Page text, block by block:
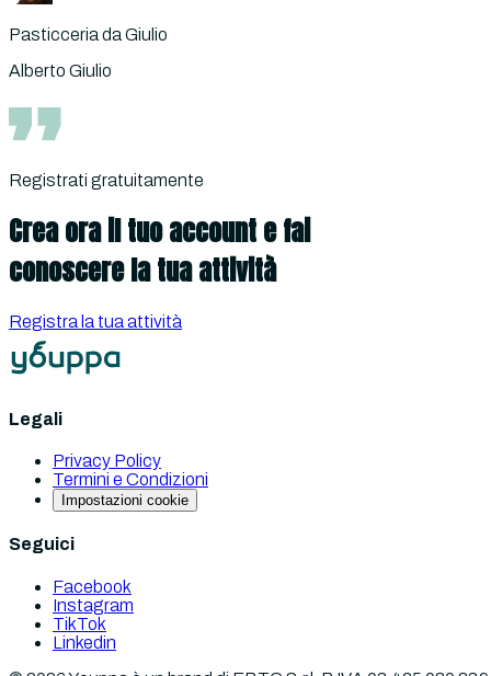
Pasticceria da Giulio
Alberto Giulio
Registrati gratuitamente
Crea ora il tuo account e fai
conoscere la tua attività
Registra la tua attività
Legali
Privacy Policy
Termini e Condizioni
Impostazioni cookie
Seguici
Facebook
Instagram
TikTok
Linkedin